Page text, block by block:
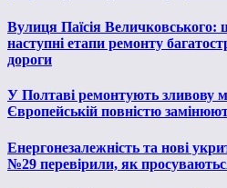
Вулиця Паїсія Величковського:
наступні етапи ремонту
дороги
У Полтаві ремонтують зливову
Європейській повністю
Енергонезалежність та нові
№29 перевірили, як